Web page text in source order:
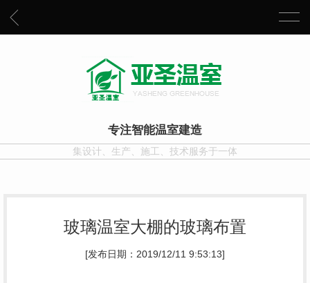
专注智能温室建造
集设计、生产、施工、技术服务于一体
玻璃温室大棚的玻璃布置
[发布日期：2019/12/11 9:53:13]